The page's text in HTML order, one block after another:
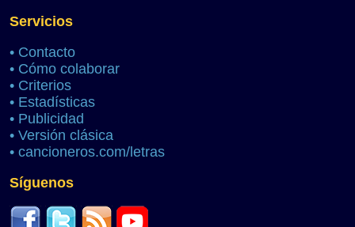
Servicios
• Contacto
• Cómo colaborar
• Criterios
• Estadísticas
• Publicidad
• Versión clásica
• cancioneros.com/letras
Síguenos